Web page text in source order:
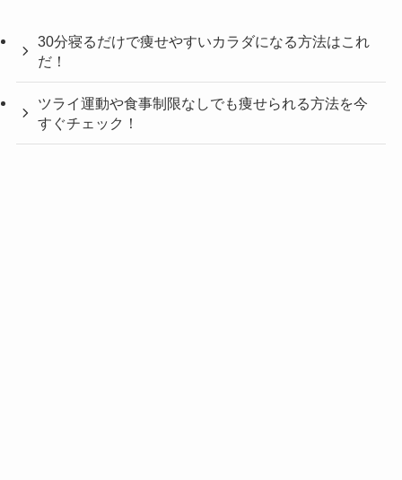
30分寝るだけで痩せやすいカラダになる方法はこれ
だ！
ツライ運動や食事制限なしでも痩せられる方法を今
すぐチェック！